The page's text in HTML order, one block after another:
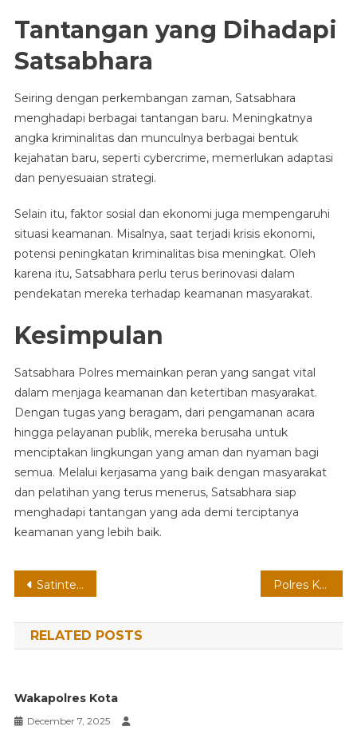
Tantangan yang Dihadapi
Satsabhara
Seiring dengan perkembangan zaman, Satsabhara
menghadapi berbagai tantangan baru. Meningkatnya
angka kriminalitas dan munculnya berbagai bentuk
kejahatan baru, seperti cybercrime, memerlukan adaptasi
dan penyesuaian strategi.
Selain itu, faktor sosial dan ekonomi juga mempengaruhi
situasi keamanan. Misalnya, saat terjadi krisis ekonomi,
potensi peningkatan kriminalitas bisa meningkat. Oleh
karena itu, Satsabhara perlu terus berinovasi dalam
pendekatan mereka terhadap keamanan masyarakat.
Kesimpulan
Satsabhara Polres memainkan peran yang sangat vital
dalam menjaga keamanan dan ketertiban masyarakat.
Dengan tugas yang beragam, dari pengamanan acara
hingga pelayanan publik, mereka berusaha untuk
menciptakan lingkungan yang aman dan nyaman bagi
semua. Melalui kerjasama yang baik dengan masyarakat
dan pelatihan yang terus menerus, Satsabhara siap
menghadapi tantangan yang ada demi terciptanya
keamanan yang lebih baik.
Post
navigation
Satintelkam Polres Polres Kota Besar
RELATED POSTS
Wakapolres Kota
December 7, 2025